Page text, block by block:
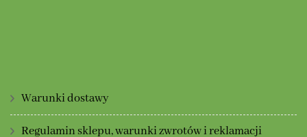
Warunki dostawy
Regulamin sklepu, warunki zwrotów i reklamacji